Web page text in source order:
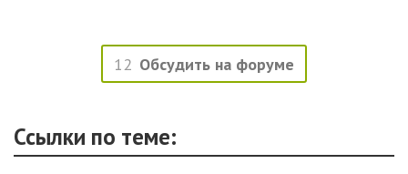
12 Обсудить на форуме
Ссылки по теме: